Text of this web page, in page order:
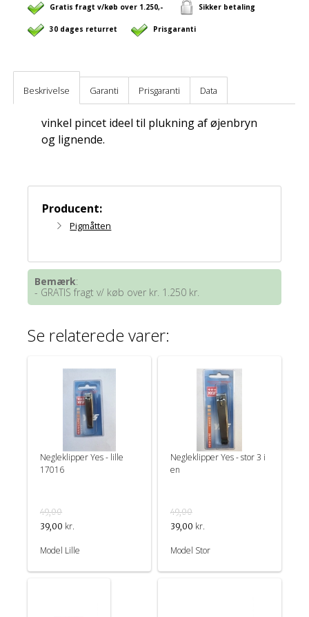
Gratis fragt v/køb over 1.250,- Sikker betaling
30 dages returret Prisgaranti
Beskrivelse Garanti Prisgaranti Data
vinkel pincet ideel til plukning af øjenbryn
og lignende.
Producent:
Pigmåtten
Bemærk:
- GRATIS fragt v/ køb over kr. 1.250 kr.
Se relaterede varer:
Negleklipper Yes - lille
17016
49,00
39,00 kr.
Model Lille
Negleklipper Yes - stor 3 i
en
49,00
39,00 kr.
Model Stor